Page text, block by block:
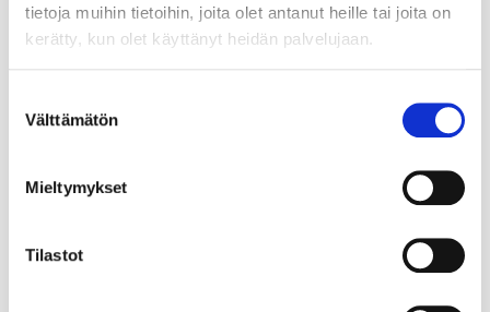
tietoja muihin tietoihin, joita olet antanut heille tai joita on
kerätty, kun olet käyttänyt heidän palvelujaan.
valinta
Välttämätön
Mieltymykset
Tilastot